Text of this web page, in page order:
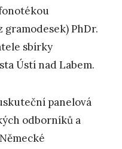
PhDr.
sbírky
Ústí nad Labem.
panelová
odborníků a